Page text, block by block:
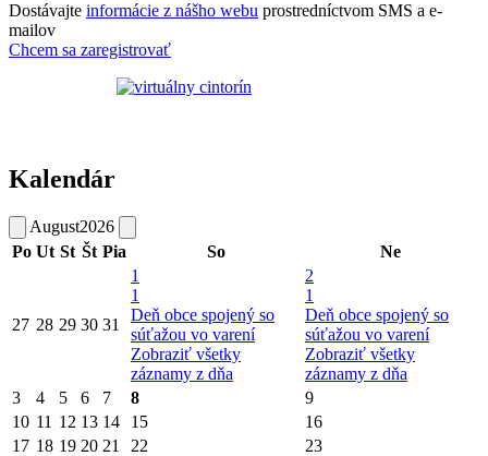
Dostávajte informácie z nášho webu prostredníctvom SMS a e-
mailov
Chcem sa zaregistrovať
Kalendár
August2026
Po Ut St Št Pia So Ne
27 28 29 30 31
1
1
Deň obce spojený so
súťažou vo varení
Zobraziť všetky
záznamy z dňa
2
1
Deň obce spojený so
súťažou vo varení
Zobraziť všetky
záznamy z dňa
3
4 5 6 7 8
9
10 11 12 13 14 15
16
17 18 19 20 21 22
23